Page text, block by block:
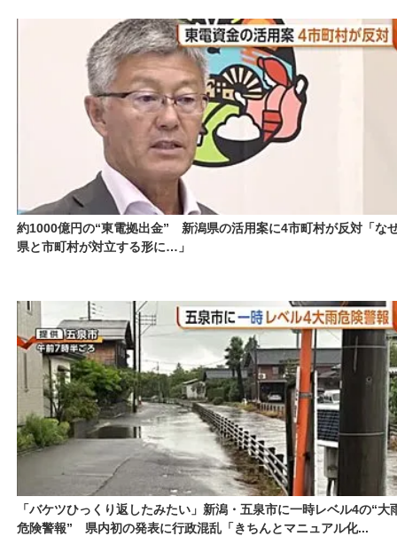
約1000億円の“東電拠出金” 新潟県の活用案に4市町村が反対「な
県と市町村が対立する形に…」
「バケツひっくり返したみたい」新潟・五泉市に一時レベル4の“大
危険警報” 県内初の発表に行政混乱「きちんとマニュアル化...